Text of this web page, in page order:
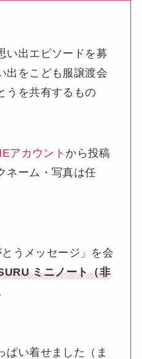
い出エピソードを募
出をこども服譲渡会
うを共有するもの
アカウント から投稿
ネーム・写真は任
うメッセージ」を会
ミニノート（非
ぱい着せました（ま